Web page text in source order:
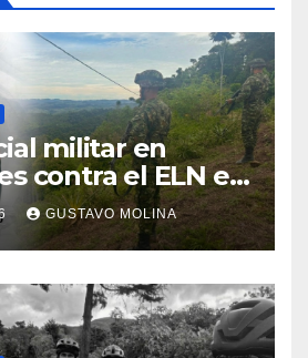
militar en
contra el ELN en
GUSTAVO MOLINA